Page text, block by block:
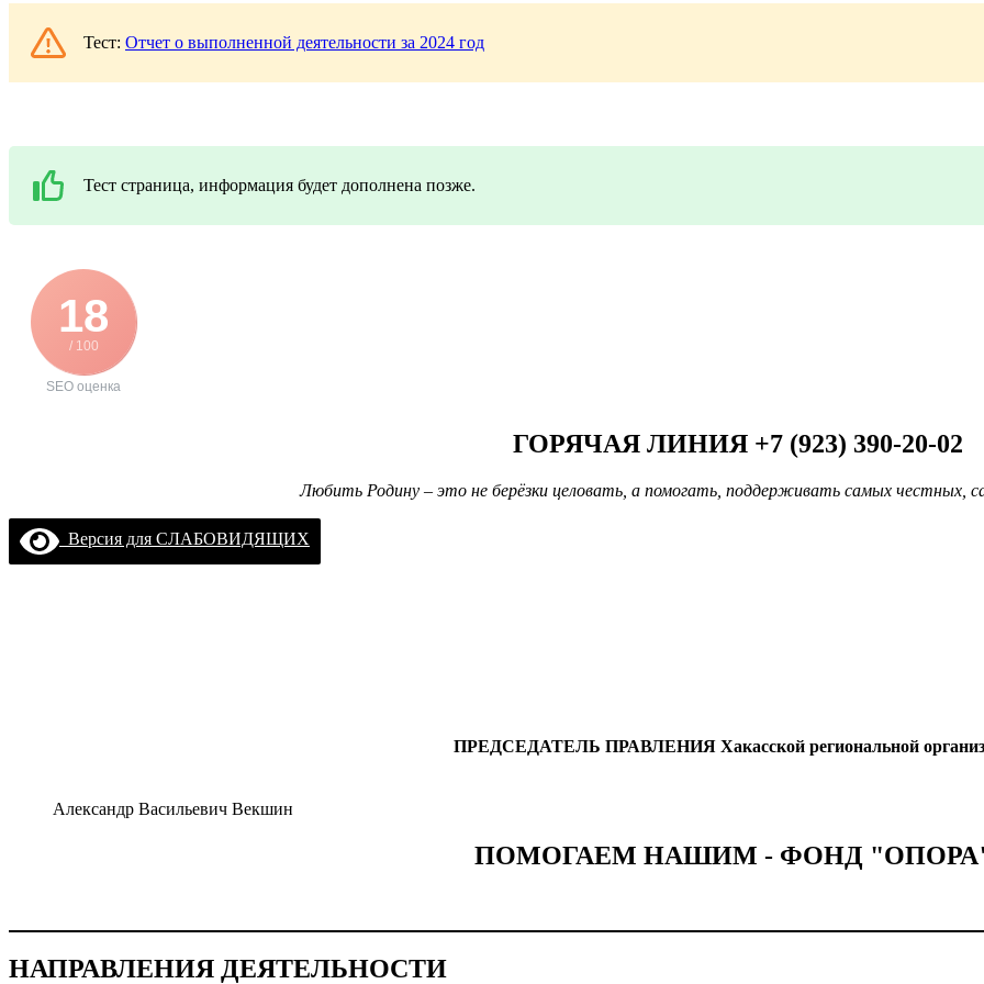
Тест: Отчет о выполненной деятельности за 2024 год
Тест страница, информация будет дополнена позже.
18
/ 100
SEO оценка
ГОРЯЧАЯ ЛИНИЯ +7 (923) 390-20-02
Любить Родину – это не берёзки целовать, а помогать, поддерживать самых честных,
Версия для СЛАБОВИДЯЩИХ
ПРЕДСЕДАТЕЛЬ ПРАВЛЕНИЯ Хакасской региональной
Александр Васильевич Векшин
ПОМОГАЕМ НАШИМ - ФОНД
НАПРАВЛЕНИЯ ДЕЯТЕЛЬНОСТИ